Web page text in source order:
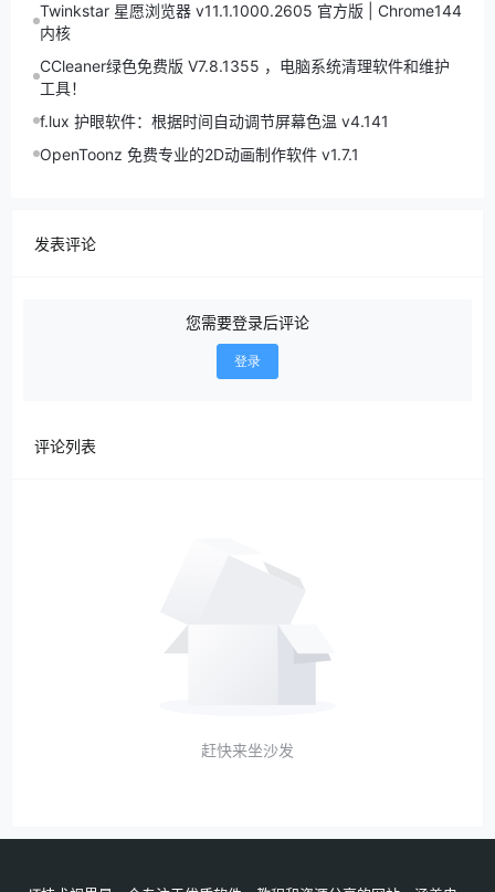
Twinkstar 星愿浏览器 v11.1.1000.2605 官方版 | Chrome144
内核
CCleaner绿色免费版 V7.8.1355 ，电脑系统清理软件和维护
工具！
f.lux 护眼软件：根据时间自动调节屏幕色温 v4.141
OpenToonz 免费专业的2D动画制作软件 v1.7.1
发表评论
您需要登录后评论
登录
评论列表
赶快来坐沙发